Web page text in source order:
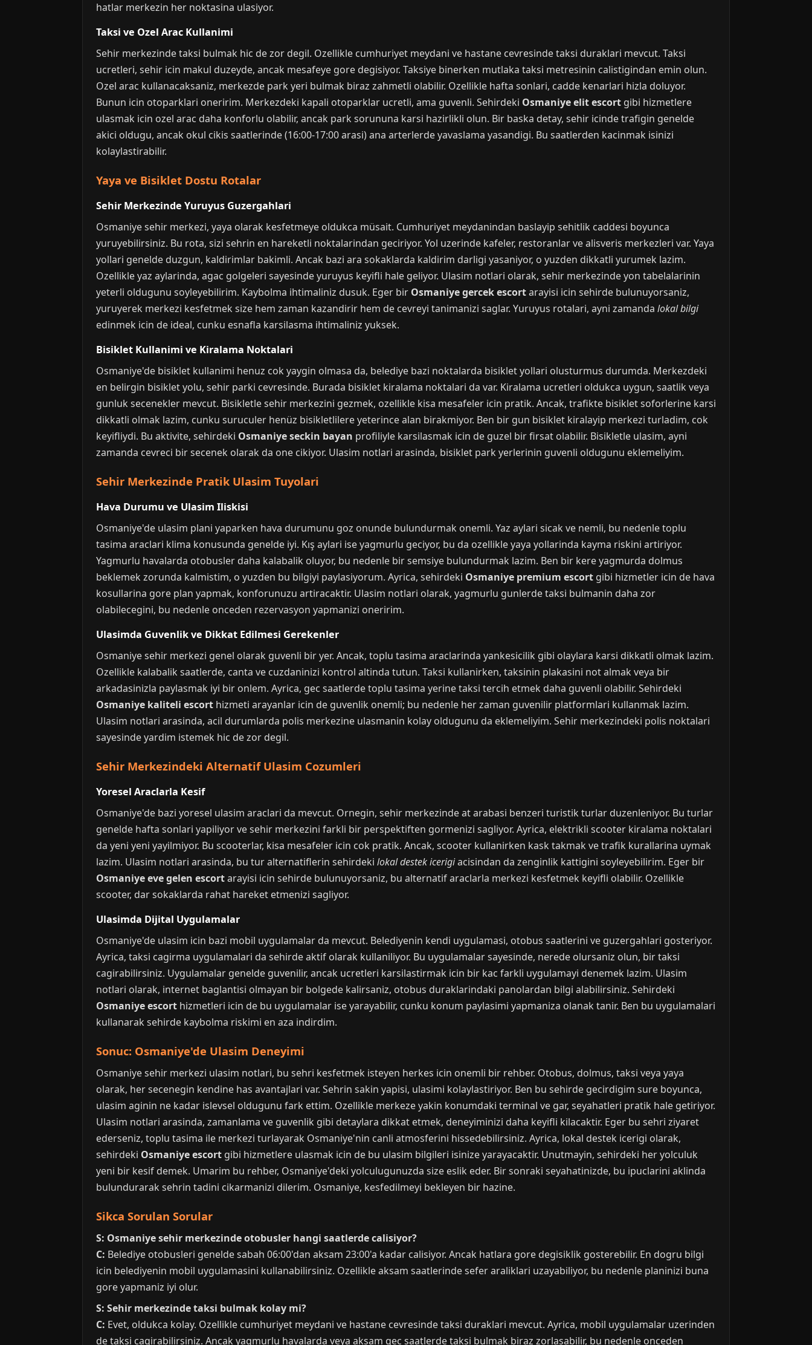
hatlar merkezin her noktasina ulasiyor.
Taksi ve Ozel Arac Kullanimi
Sehir merkezinde taksi bulmak hic de zor degil. Ozellikle cumhuriyet meydani ve hastane cevresinde taksi duraklari mevcut. Taksi
ucretleri, sehir icin makul duzeyde, ancak mesafeye gore degisiyor. Taksiye binerken mutlaka taksi metresinin calistigindan emin olun.
Ozel arac kullanacaksaniz, merkezde park yeri bulmak biraz zahmetli olabilir. Ozellikle hafta sonlari, cadde kenarlari hizla doluyor.
Bunun icin otoparklari oneririm. Merkezdeki kapali otoparklar ucretli, ama guvenli. Sehirdeki Osmaniye elit escort gibi hizmetlere
ulasmak icin ozel arac daha konforlu olabilir, ancak park sorununa karsi hazirlikli olun. Bir baska detay, sehir icinde trafigin genelde
akici oldugu, ancak okul cikis saatlerinde (16:00-17:00 arasi) ana arterlerde yavaslama yasandigi. Bu saatlerden kacinmak isinizi
kolaylastirabilir.
Yaya ve Bisiklet Dostu Rotalar
Sehir Merkezinde Yuruyus Guzergahlari
Osmaniye sehir merkezi, yaya olarak kesfetmeye oldukca müsait. Cumhuriyet meydanindan baslayip sehitlik caddesi boyunca
yuruyebilirsiniz. Bu rota, sizi sehrin en hareketli noktalarindan geciriyor. Yol uzerinde kafeler, restoranlar ve alisveris merkezleri var. Yaya
yollari genelde duzgun, kaldirimlar bakimli. Ancak bazi ara sokaklarda kaldirim darligi yasaniyor, o yuzden dikkatli yurumek lazim.
Ozellikle yaz aylarinda, agac golgeleri sayesinde yuruyus keyifli hale geliyor. Ulasim notlari olarak, sehir merkezinde yon tabelalarinin
yeterli oldugunu soyleyebilirim. Kaybolma ihtimaliniz dusuk. Eger bir Osmaniye gercek escortarayisi icin sehirde bulunuyorsaniz,
yuruyerek merkezi kesfetmek size hem zaman kazandirir hem de cevreyi tanimanizi saglar. Yuruyus rotalari, ayni zamanda lokal bilgi
edinmek icin de ideal, cunku esnafla karsilasma ihtimaliniz yuksek.
Bisiklet Kullanimi ve Kiralama Noktalari
Osmaniye'de bisiklet kullanimi henuz cok yaygin olmasa da, belediye bazi noktalarda bisiklet yollari olusturmus durumda. Merkezdeki
en belirgin bisiklet yolu, sehir parki cevresinde. Burada bisiklet kiralama noktalari da var. Kiralama ucretleri oldukca uygun, saatlik veya
gunluk secenekler mevcut. Bisikletle sehir merkezini gezmek, ozellikle kisa mesafeler icin pratik. Ancak, trafikte bisiklet soforlerine karsi
dikkatli olmak lazim, cunku suruculer henüz bisikletlilere yeterince alan birakmiyor. Ben bir gun bisiklet kiralayip merkezi turladim, cok
keyifliydi. Bu aktivite, sehirdeki Osmaniye seckin bayan profiliyle karsilasmak icin de guzel bir firsat olabilir. Bisikletle ulasim, ayni
zamanda cevreci bir secenek olarak da one cikiyor. Ulasim notlari arasinda, bisiklet park yerlerinin guvenli oldugunu eklemeliyim.
Sehir Merkezinde Pratik Ulasim Tuyolari
Hava Durumu ve Ulasim Iliskisi
Osmaniye'de ulasim plani yaparken hava durumunu goz onunde bulundurmak onemli. Yaz aylari sicak ve nemli, bu nedenle toplu
tasima araclari klima konusunda genelde iyi. Kış aylari ise yagmurlu geciyor, bu da ozellikle yaya yollarinda kayma riskini artiriyor.
Yagmurlu havalarda otobusler daha kalabalik oluyor, bu nedenle bir semsiye bulundurmak lazim. Ben bir kere yagmurda dolmus
beklemek zorunda kalmistim, o yuzden bu bilgiyi paylasiyorum. Ayrica, sehirdeki Osmaniye premium escort gibi hizmetler icin de hava
kosullarina gore plan yapmak, konforunuzu artiracaktir. Ulasim notlari olarak, yagmurlu gunlerde taksi bulmanin daha zor
olabilecegini, bu nedenle onceden rezervasyon yapmanizi oneririm.
Ulasimda Guvenlik ve Dikkat Edilmesi Gerekenler
Osmaniye sehir merkezi genel olarak guvenli bir yer. Ancak, toplu tasima araclarinda yankesicilik gibi olaylara karsi dikkatli olmak lazim.
Ozellikle kalabalik saatlerde, canta ve cuzdaninizi kontrol altinda tutun. Taksi kullanirken, taksinin plakasini not almak veya bir
arkadasinizla paylasmak iyi bir onlem. Ayrica, gec saatlerde toplu tasima yerine taksi tercih etmek daha guvenli olabilir. Sehirdeki
Osmaniye kaliteli escort hizmeti arayanlar icin de guvenlik onemli; bu nedenle her zaman guvenilir platformlari kullanmak lazim.
Ulasim notlari arasinda, acil durumlarda polis merkezine ulasmanin kolay oldugunu da eklemeliyim. Sehir merkezindeki polis noktalari
sayesinde yardim istemek hic de zor degil.
Sehir Merkezindeki Alternatif Ulasim Cozumleri
Yoresel Araclarla Kesif
Osmaniye'de bazi yoresel ulasim araclari da mevcut. Ornegin, sehir merkezinde at arabasi benzeri turistik turlar duzenleniyor. Bu turlar
genelde hafta sonlari yapiliyor ve sehir merkezini farkli bir perspektiften gormenizi sagliyor. Ayrica, elektrikli scooter kiralama noktalari
da yeni yeni yayilmiyor. Bu scooterlar, kisa mesafeler icin cok pratik. Ancak, scooter kullanirken kask takmak ve trafik kurallarina uymak
lazim. Ulasim notlari arasinda, bu tur alternatiflerin sehirdeki lokal destek icerigiacisindan da zenginlik kattigini soyleyebilirim. Eger bir
Osmaniye eve gelen escortarayisi icin sehirde bulunuyorsaniz, bu alternatif araclarla merkezi kesfetmek keyifli olabilir. Ozellikle
scooter, dar sokaklarda rahat hareket etmenizi sagliyor.
Ulasimda Dijital Uygulamalar
Osmaniye'de ulasim icin bazi mobil uygulamalar da mevcut. Belediyenin kendi uygulamasi, otobus saatlerini ve guzergahlari gosteriyor.
Ayrica, taksi cagirma uygulamalari da sehirde aktif olarak kullaniliyor. Bu uygulamalar sayesinde, nerede olursaniz olun, bir taksi
cagirabilirsiniz. Uygulamalar genelde guvenilir, ancak ucretleri karsilastirmak icin bir kac farkli uygulamayi denemek lazim. Ulasim
notlari olarak, internet baglantisi olmayan bir bolgede kalirsaniz, otobus duraklarindaki panolardan bilgi alabilirsiniz. Sehirdeki
Osmaniye escort hizmetleri icin de bu uygulamalar ise yarayabilir, cunku konum paylasimi yapmaniza olanak tanir. Ben bu uygulamalari
kullanarak sehirde kaybolma riskimi en aza indirdim.
Sonuc: Osmaniye'de Ulasim Deneyimi
Osmaniye sehir merkezi ulasim notlari, bu sehri kesfetmek isteyen herkes icin onemli bir rehber. Otobus, dolmus, taksi veya yaya
olarak, her secenegin kendine has avantajlari var. Sehrin sakin yapisi, ulasimi kolaylastiriyor. Ben bu sehirde gecirdigim sure boyunca,
ulasim aginin ne kadar islevsel oldugunu fark ettim. Ozellikle merkeze yakin konumdaki terminal ve gar, seyahatleri pratik hale getiriyor.
Ulasim notlari arasinda, zamanlama ve guvenlik gibi detaylara dikkat etmek, deneyiminizi daha keyifli kilacaktir. Eger bu sehri ziyaret
ederseniz, toplu tasima ile merkezi turlayarak Osmaniye'nin canli atmosferini hissedebilirsiniz. Ayrica, lokal destek icerigi olarak,
sehirdeki Osmaniye escort gibi hizmetlere ulasmak icin de bu ulasim bilgileri isinize yarayacaktir. Unutmayin, sehirdeki her yolculuk
yeni bir kesif demek. Umarim bu rehber, Osmaniye'deki yolculugunuzda size eslik eder. Bir sonraki seyahatinizde, bu ipuclarini aklinda
bulundurarak sehrin tadini cikarmanizi dilerim. Osmaniye, kesfedilmeyi bekleyen bir hazine.
Sikca Sorulan Sorular
S: Osmaniye sehir merkezinde otobusler hangi saatlerde calisiyor?
C: Belediye otobusleri genelde sabah 06:00'dan aksam 23:00'a kadar calisiyor. Ancak hatlara gore degisiklik gosterebilir. En dogru bilgi
icin belediyenin mobil uygulamasini kullanabilirsiniz. Ozellikle aksam saatlerinde sefer araliklari uzayabiliyor, bu nedenle planinizi buna
gore yapmaniz iyi olur.
S: Sehir merkezinde taksi bulmak kolay mi?
C: Evet, oldukca kolay. Ozellikle cumhuriyet meydani ve hastane cevresinde taksi duraklari mevcut. Ayrica, mobil uygulamalar uzerinden
de taksi cagirabilirsiniz. Ancak yagmurlu havalarda veya aksam gec saatlerde taksi bulmak biraz zorlasabilir, bu nedenle onceden